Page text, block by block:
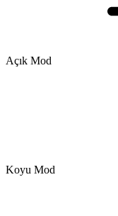
Açık Mod
Koyu Mod